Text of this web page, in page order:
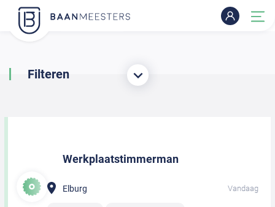
Filteren
Werkplaatstimmerman
Elburg Vandaag